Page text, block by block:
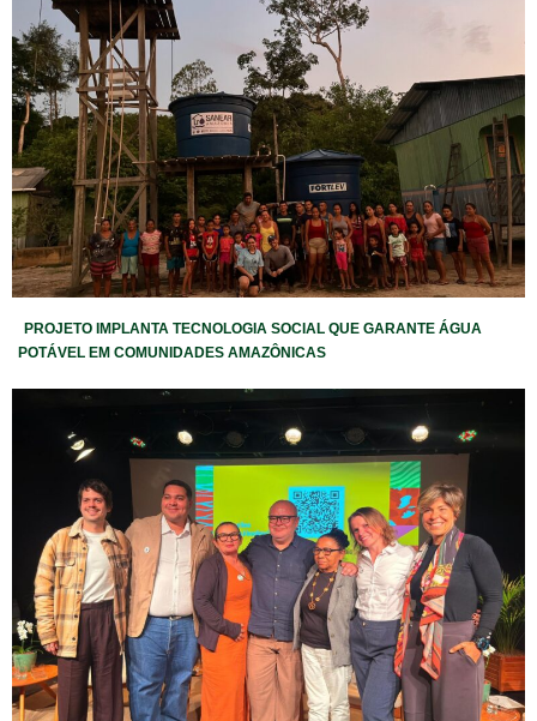
PROJETO IMPLANTA TECNOLOGIA SOCIAL QUE GARANTE ÁGUA
POTÁVEL EM COMUNIDADES AMAZÔNICAS